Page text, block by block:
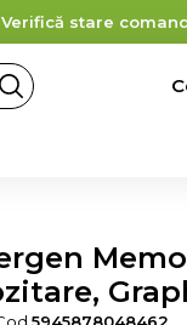
Verifică stare